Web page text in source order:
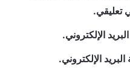
تعليقي.
الإلكتروني.
الإلكتروني.